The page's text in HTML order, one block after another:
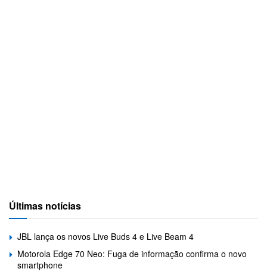
Últimas notícias
JBL lança os novos Live Buds 4 e Live Beam 4
Motorola Edge 70 Neo: Fuga de informação confirma o novo
smartphone